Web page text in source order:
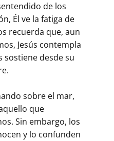
de los
Él ve la fatiga de
recuerda que, aun
Jesús contempla
sostiene desde su
sobre el mar,
que
Sin embargo, los
y lo confunden